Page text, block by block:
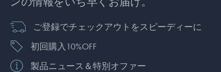
ご登録でチェックアウトをスピーディーに
初回購入10%OFF
製品ニュース＆特別オファー